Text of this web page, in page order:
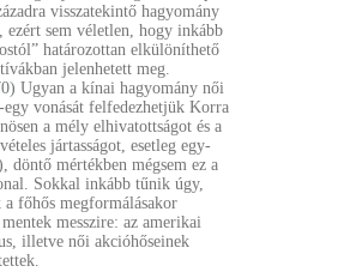
visszatekintő hagyomány
ezért sem véletlen, hogy inkább
határozottan elkülöníthető
jelenhetett meg.
Ugyan a kínai hagyomány női
egy vonását felfedezhetjük Korra
a mély elhivatottságot és a
jártasságot, esetleg egy-
döntő mértékben mégsem ez a
Sokkal inkább tűnik úgy,
a főhős megformálásakor
messzire: az amerikai
illetve női akcióhőseinek